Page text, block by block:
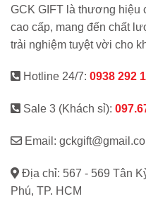
GCK GIFT là thương hiệu
cao cấp, mang đến chất
trải nghiệm tuyệt vời cho
Hotline 24/7: 0938 292
Sale 3 (Khách sỉ):
Email:
Địa chỉ: 567 - 569 Tân
Phú, TP. HCM